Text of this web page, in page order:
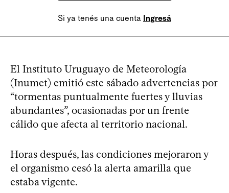
Si ya tenés una cuenta Ingresá
El Instituto Uruguayo de Meteorología
(Inumet) emitió este sábado advertencias por
“tormentas puntualmente fuertes y lluvias
abundantes”, ocasionadas por un frente
cálido que afecta al territorio nacional.
Horas después, las condiciones mejoraron y
el organismo cesó la alerta amarilla que
estaba vigente.